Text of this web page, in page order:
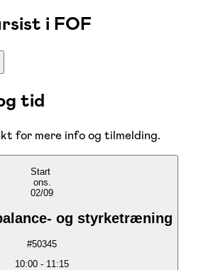
i FOF
tid
for mere info og tilmelding.
Start
ons.
02/09
og styrketræning
#50345
10:00 - 11:15